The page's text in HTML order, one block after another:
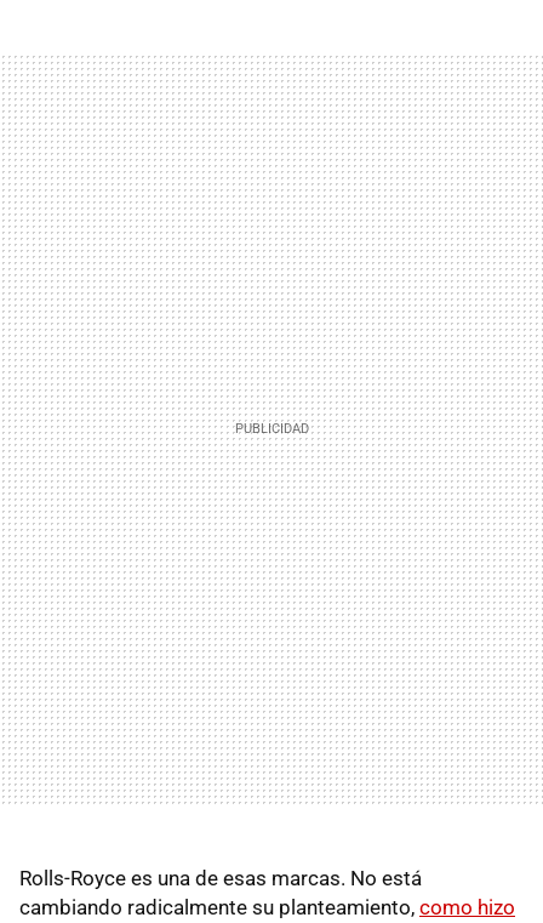
Rolls-Royce es una de esas marcas. No está
cambiando radicalmente su planteamiento, como hizo